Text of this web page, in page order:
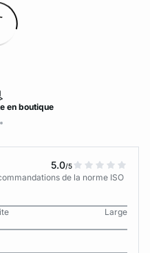
en boutique
5.0/5
de la norme ISO
Large